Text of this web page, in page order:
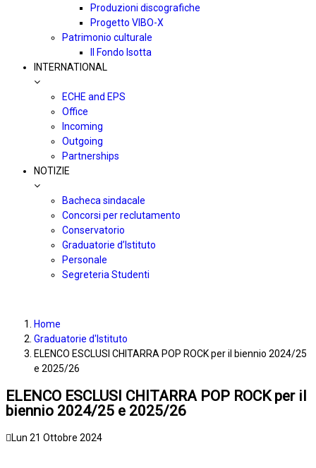
Produzioni discografiche
Progetto VIBO-X
Patrimonio culturale
Il Fondo Isotta
INTERNATIONAL
ECHE and EPS
Office
Incoming
Outgoing
Partnerships
NOTIZIE
Bacheca sindacale
Concorsi per reclutamento
Conservatorio
Graduatorie d’Istituto
Personale
Segreteria Studenti
Home
Graduatorie d'Istituto
ELENCO ESCLUSI CHITARRA POP ROCK per il biennio 2024/25
e 2025/26
ELENCO ESCLUSI CHITARRA POP ROCK per il
biennio 2024/25 e 2025/26
Lun 21 Ottobre 2024